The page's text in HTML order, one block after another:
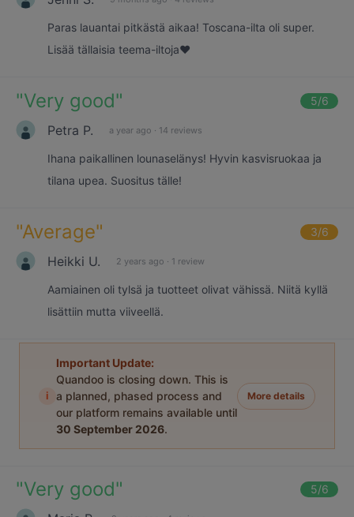
Paras lauantai pitkästä aikaa! Toscana-ilta oli super.
Lisää tällaisia teema-iltoja❤️
"Very good" 5/6
Petra P. a year ago · 14 reviews
Ihana paikallinen lounaselänys! Hyvin kasvisruokaa ja
tilana upea. Suositus tälle!
"Average" 3/6
Heikki U. 2 years ago · 1 review
Aamiainen oli tylsä ja tuotteet olivat vähissä. Niitä kyllä
lisättiin mutta viiveellä.
i
Important Update:
Quandoo is closing down. This is
a planned, phased process and
our platform remains available until
30 September 2026.
More details
"Very good" 5/6